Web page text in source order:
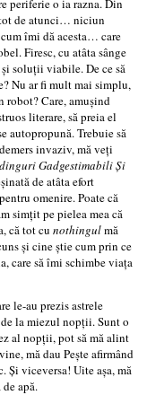
periferie o ia razna. Din
de atunci… niciun
îmi dă acesta… care
Firesc, cu atâta sânge
soluţii viabile. De ce să
Nu ar fi mult mai simplu,
robot? Care, amuşind
literare, să preia el
autopropună. Trebuie să
invaziv, mă veţi
Gadgestimabili Şi
de atâta efort
omenire. Poate că
simţit pe pielea mea că
că tot cu nothingulmă
şi cine ştie cum prin ce
care să îmi schimbe viaţa
au prezis astrele
la miezul nopţii. Sunt o
al nopţii, pot să mă alint
mă dau Peşte afirmând
Şi viceversa! Uite aşa, mă
apă.